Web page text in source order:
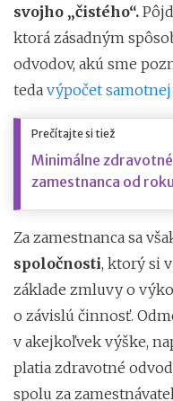
svojho „čistého“.
ktorá zásadným
odvodov, akú sme
teda výpočet
Prečítajte si tiež
Minimálne
zamestnanca od
Za zamestnanca sa
spoločnosti, ktorý si
základe zmluvy o
o závislú činnosť.
v akejkoľvek výške,
platia zdravotné
spolu za